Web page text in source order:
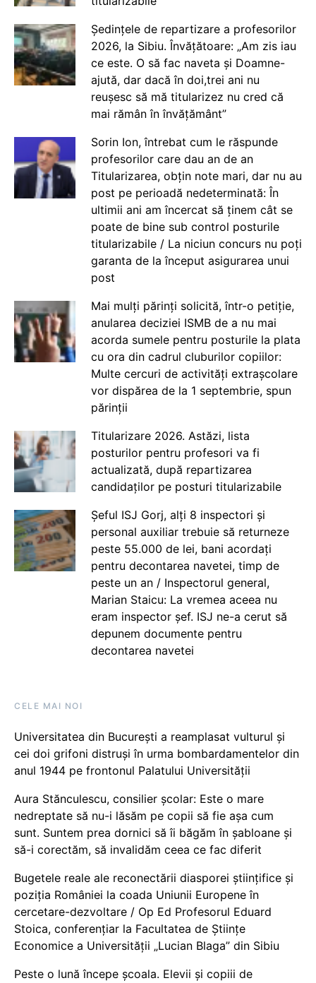
Ședințele de repartizare a profesorilor
2026, la Sibiu. Învățătoare: „Am zis iau
ce este. O să fac naveta și Doamne-
ajută, dar dacă în doi,trei ani nu
reușesc să mă titularizez nu cred că
mai rămân în învățământ”
Sorin Ion, întrebat cum le răspunde
profesorilor care dau an de an
Titularizarea, obțin note mari, dar nu au
post pe perioadă nedeterminată: În
ultimii ani am încercat să ținem cât se
poate de bine sub control posturile
titularizabile / La niciun concurs nu poți
garanta de la început asigurarea unui
post
Mai mulți părinți solicită, într-o petiție,
anularea deciziei ISMB de a nu mai
acorda sumele pentru posturile la plata
cu ora din cadrul cluburilor copiilor:
Multe cercuri de activități extrașcolare
vor dispărea de la 1 septembrie, spun
părinții
Titularizare 2026. Astăzi, lista
posturilor pentru profesori va fi
actualizată, după repartizarea
candidaților pe posturi titularizabile
Șeful ISJ Gorj, alți 8 inspectori și
personal auxiliar trebuie să returneze
peste 55.000 de lei, bani acordați
pentru decontarea navetei, timp de
peste un an / Inspectorul general,
Marian Staicu: La vremea aceea nu
eram inspector șef. ISJ ne-a cerut să
depunem documente pentru
decontarea navetei
CELE MAI NOI
Universitatea din București a reamplasat vulturul și
cei doi grifoni distruși în urma bombardamentelor din
anul 1944 pe frontonul Palatului Universității
Aura Stănculescu, consilier școlar: Este o mare
nedreptate să nu-i lăsăm pe copii să fie așa cum
sunt. Suntem prea dornici să îi băgăm în șabloane și
să-i corectăm, să invalidăm ceea ce fac diferit
Bugetele reale ale reconectării diasporei științifice și
poziția României la coada Uniunii Europene în
cercetare-dezvoltare / Op Ed Profesorul Eduard
Stoica, conferențiar la Facultatea de Științe
Economice a Universității „Lucian Blaga” din Sibiu
Peste o lună începe școala. Elevii și copiii de